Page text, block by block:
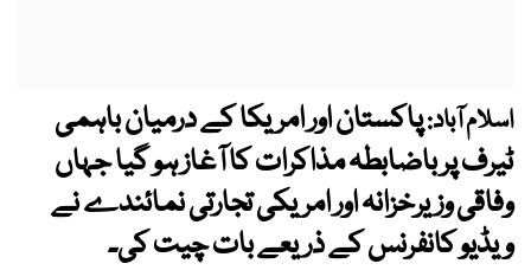
اسلام آباد:پاکستان اور امریکا کے درمیان باہمی
ٹیرف پر باضابطہ مذاکرات کا آغاز ہو گیا جہاں
وفاقی وزیرخزانہ اور امریکی تجارتی نمائندے نے
ویڈیو کانفرنس کے ذریعے بات چیت کی۔